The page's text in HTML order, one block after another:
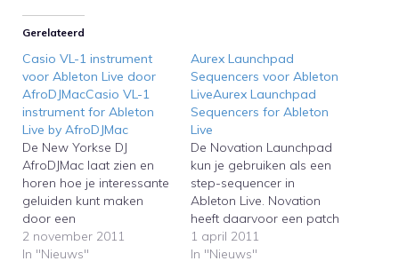
Gerelateerd
Casio VL-1 instrument
voor Ableton Live door
AfroDJMacCasio VL-1
instrument for Ableton
Live by AfroDJMac
De New Yorkse DJ
AfroDJMac laat zien en
horen hoe je interessante
geluiden kunt maken
door een
kinderkeyboardje uit de
jaren tachtig te
2 november 2011
In "Nieuws"
Aurex Launchpad
Sequencers voor Ableton
LiveAurex Launchpad
Sequencers for Ableton
Live
De Novation Launchpad
kun je gebruiken als een
step-sequencer in
Ableton Live. Novation
heeft daarvoor een patch
uitgebracht voor
gebruikers van (het
1 april 2011
In "Nieuws"